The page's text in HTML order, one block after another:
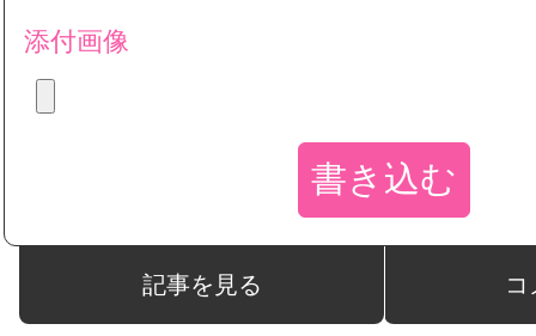
添付画像
記事を見る